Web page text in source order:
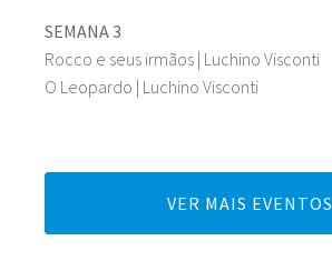
SEMANA 3
Rocco e seus irmãos | Luchino Visconti
O Leopardo | Luchino Visconti
VER MAIS EVENTOS